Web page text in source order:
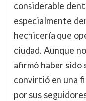
considerable
especialmente
hechicería que
ciudad. Aunque
afirmó haber sido
convirtió en una
por sus